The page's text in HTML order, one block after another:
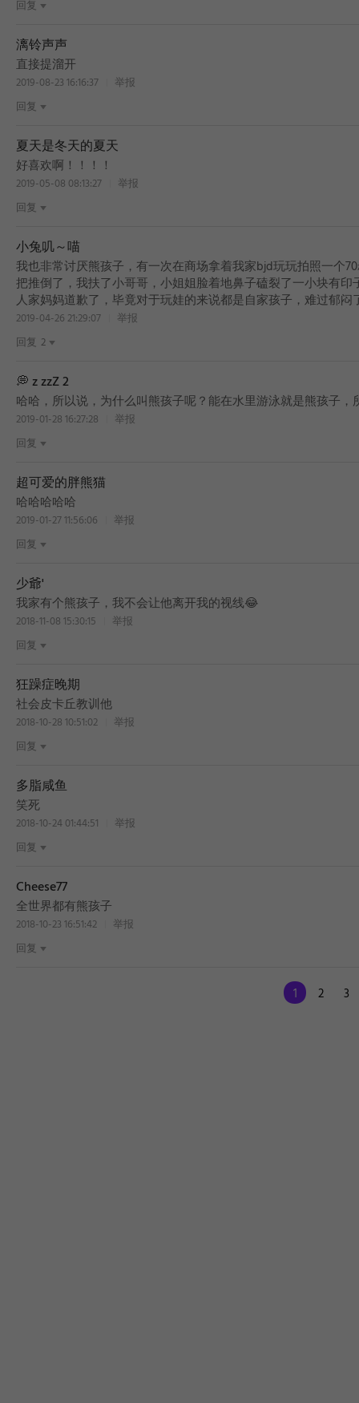
BEST
回复
漓铃声声
直接提溜开
2019-08-23 16:16:37
举报
回复
夏天是冬天的夏天
好喜欢啊！！！！
2019-05-08 08:13:27
举报
回复
小兔叽～喵
我也非常讨厌熊孩子，有一次在商场拿着我家bjd玩玩拍照一个
把推倒了，我扶了小哥哥，小姐姐脸着地鼻子磕裂了一小块有
人家妈妈道歉了，毕竟对于玩娃的来说都是自家孩子，难过郁闷
2019-04-26 21:29:07
举报
回复 2
💭 z zzZ 2
哈哈，所以说，为什么叫熊孩子呢？能在水里游泳就是熊孩子
2019-01-28 16:27:28
举报
回复
超可爱的胖熊猫
哈哈哈哈哈
2019-01-27 11:56:06
举报
回复
少爺'
我家有个熊孩子，我不会让他离开我的视线😂
2018-11-08 15:30:15
举报
回复
狂躁症晚期
社会皮卡丘教训他
2018-10-28 10:51:02
举报
回复
多脂咸鱼
笑死
2018-10-24 01:44:51
举报
回复
Cheese77
全世界都有熊孩子
2018-10-23 16:51:42
举报
回复
1 2 3